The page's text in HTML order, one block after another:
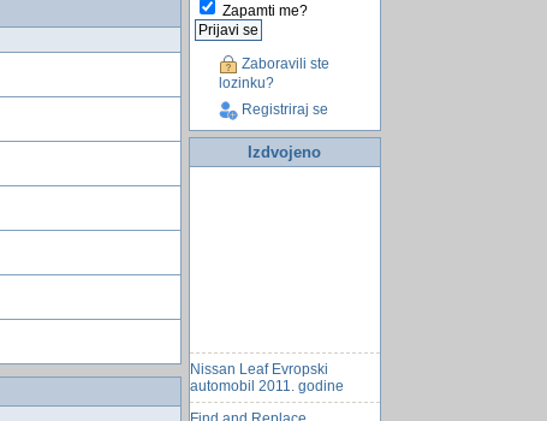
Zapamti me?
Zaboravili ste
lozinku?
Registriraj se
Izdvojeno
Nissan Leaf Evropski
automobil 2011. godine
Find and Replace